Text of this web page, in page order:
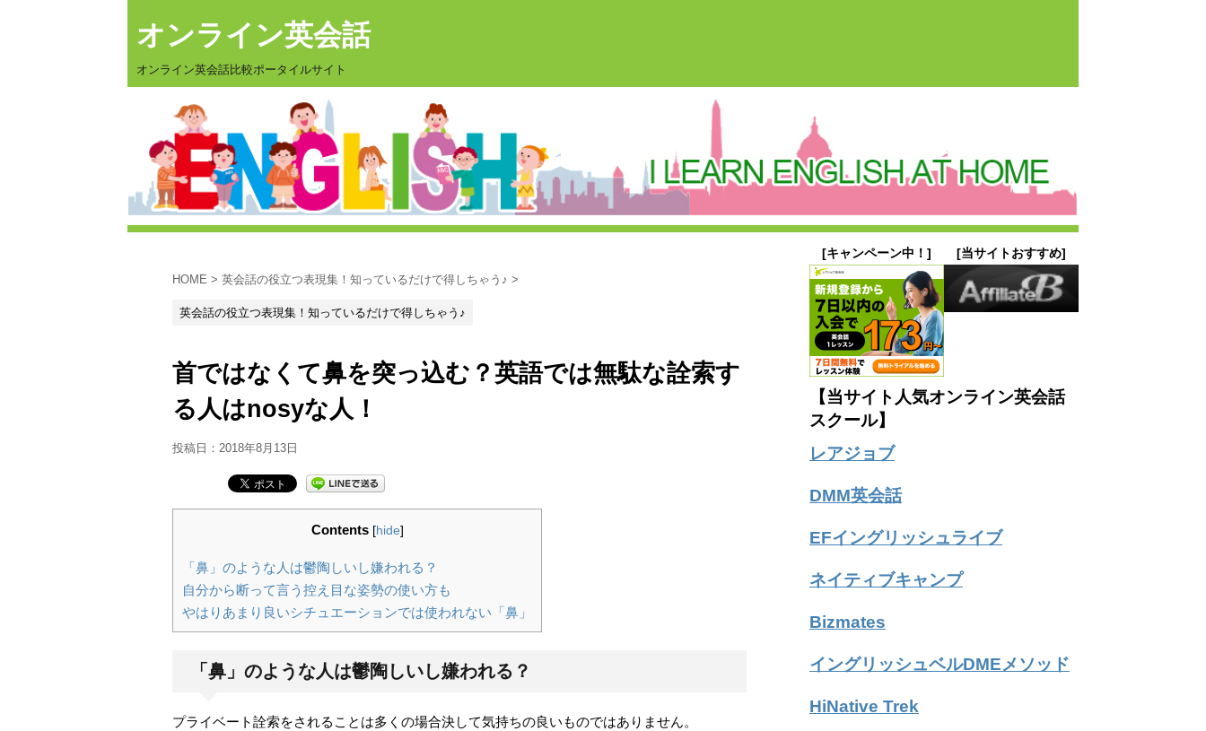
オンライン英会話
オンライン英会話比較ポータイルサイト
HOME > 英会話の役立つ表現集！知っているだけで得しちゃう♪ >
英会話の役立つ表現集！知っているだけで得しちゃう♪
首ではなくて鼻を突っ込む？英語では無駄な詮索す
る人はnosyな人！
投稿日： 2018年8月13日
Contents [hide]
「鼻」のような人は鬱陶しいし嫌われる？
自分から断って言う控え目な姿勢の使い方も
やはりあまり良いシチュエーションでは使われない「鼻」
「鼻」のような人は鬱陶しいし嫌われる？
プライベート詮索をされることは多くの場合決して気持ちの良いものではありません。
[キャンペーン中！] [当サイトおすすめ]
【当サイト人気オンライン英会話
スクール】
レアジョブ
DMM英会話
EFイングリッシュライブ
ネイティブキャンプ
Bizmates
イングリッシュベルDMEメソッド
HiNative Trek